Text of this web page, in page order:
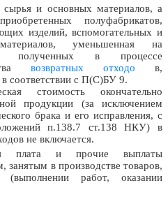
сырья и основных материалов, а
полуфабрикатов,
изделий, вспомогательных и
уменьшенная на
полученных в процессе
возвратных отходо в,
соответствии с П(С)БУ 9.
стоимость окончательно
продукции (за исключением
брака и его исправления, с
п.138.7 ст.138 НКУ) в
не включается.
плата и прочие выплаты
занятым в производстве товаров,
(выполнении работ, оказании